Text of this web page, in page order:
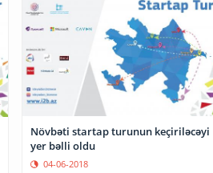
Növbəti startap turunun keçiriləcəyi
yer bəlli oldu
04-06-2018